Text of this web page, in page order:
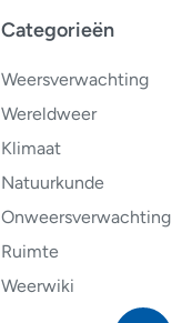
Categorieën
Weersverwachting
Wereldweer
Klimaat
Natuurkunde
Onweersverwachting
Ruimte
Weerwiki